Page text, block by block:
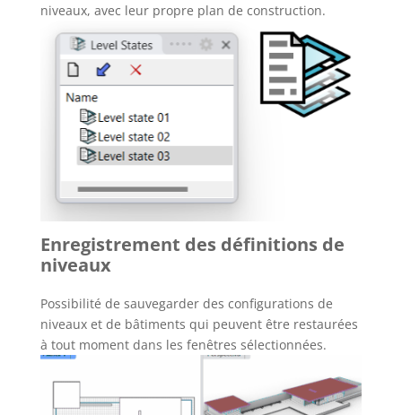
niveaux, avec leur propre plan de construction.
Enregistrement des définitions de
niveaux
Possibilité de sauvegarder des configurations de
niveaux et de bâtiments qui peuvent être restaurées
à tout moment dans les fenêtres sélectionnées.